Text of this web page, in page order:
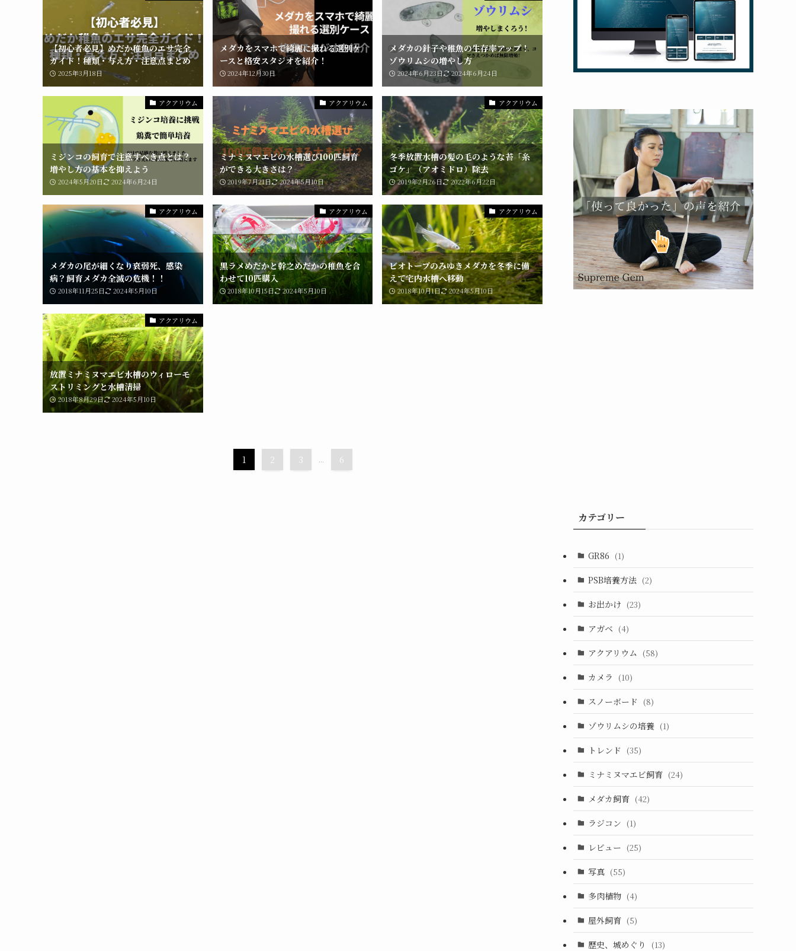
【初心者必見】めだか稚魚のエサ完全
ガイド！種類・与え方・注意点まとめ
2025年3月18日
メダカをスマホで綺麗に撮れる選別ケ
ースと格安スタジオを紹介！
2024年12月30日
メダカの針子や稚魚の生存率アップ！
ゾウリムシの増やし方
2024年6月23日 2024年6月24日
アクアリウム
ミジンコの飼育で注意すべき点とは？
増やし方の基本を抑えよう
2024年5月20日 2024年6月24日
アクアリウム
ミナミヌマエビの水槽選び100匹飼育
ができる大きさは？
2019年7月21日 2024年5月10日
アクアリウム
冬季放置水槽の髪の毛のような苔「糸
ゴケ」（アオミドロ）除去
2019年2月26日 2022年6月22日
アクアリウム
メダカの尾が細くなり衰弱死、感染
病？飼育メダカ全滅の危機！！
2018年11月25日 2024年5月10日
アクアリウム
黒ラメめだかと幹之めだかの稚魚を合
わせて10匹購入
2018年10月15日 2024年5月10日
アクアリウム
ビオトープのみゆきメダカを冬季に備
えて宅内水槽へ移動
2018年10月1日 2024年5月10日
アクアリウム
放置ミナミヌマエビ水槽のウィローモ
ストリミングと水槽清掃
2018年8月29日 2024年5月10日
1 2 3 ... 6
カテゴリー
GR86 (1)
PSB培養方法 (2)
お出かけ (23)
アガベ (4)
アクアリウム (58)
カメラ (10)
スノーボード (8)
ゾウリムシの培養 (1)
トレンド (35)
ミナミヌマエビ飼育 (24)
メダカ飼育 (42)
ラジコン (1)
レビュー (25)
写真 (55)
多肉植物 (4)
屋外飼育 (5)
歴史、城めぐり (13)